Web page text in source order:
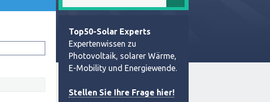
Top50-Solar Experts
Expertenwissen zu
Photovoltaik, solarer Wärme,
E-Mobility und Energiewende.
Stellen Sie Ihre Frage hier!